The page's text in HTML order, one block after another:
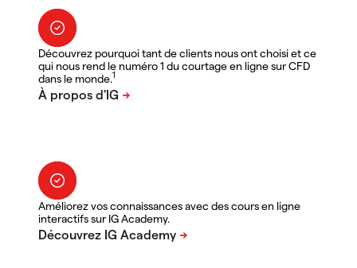
Découvrez pourquoi tant de clients nous ont choisi et ce
qui nous rend le numéro 1 du courtage en ligne sur CFD
dans le monde.1
Améliorez vos connaissances avec des cours en ligne
interactifs sur IG Academy.